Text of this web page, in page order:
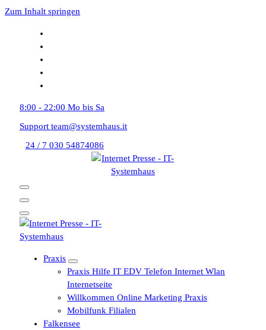
Zum Inhalt springen
8:00 - 22:00 Mo bis Sa
Support team@systemhaus.it
24 / 7 030 54874086
Praxis
Praxis Hilfe IT EDV Telefon Internet Wlan
Internetseite
Willkommen Online Marketing Praxis
Mobilfunk Filialen
Falkensee